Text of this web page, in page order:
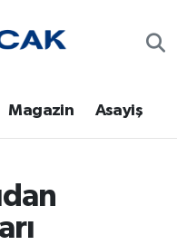
Magazin Asayiş
Fikstür